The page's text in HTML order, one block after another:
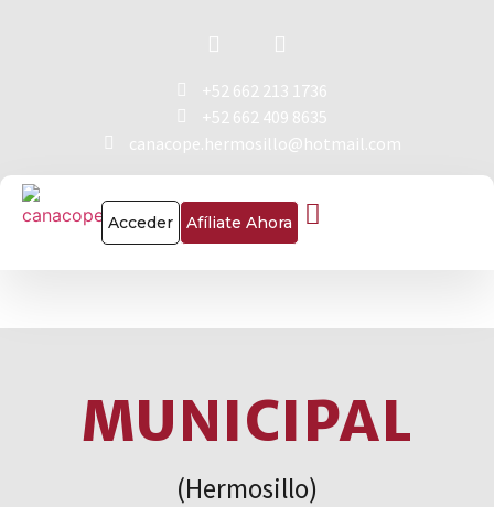
+52 662 213 1736
+52 662 409 8635
canacope.hermosillo@hotmail.com
Acceder Afíliate Ahora
MUNICIPAL
(Hermosillo)